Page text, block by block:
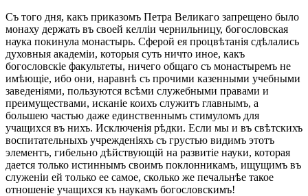
Съ того дня, какъ приказомъ Петра Великаго запрещено было
монаху держать въ своей келліи чернильницу, богословская
наука покинула монастырь. Сферой ея процвѣтанія сдѣлались
духовныя академіи, которыя суть ничто иное, какъ
богословскіе факультеты, ничего общаго съ монастыремъ не
имѣющіе, ибо они, наравнѣ съ прочими казенными учебными
заведеніями, пользуются всѣми служебными правами и
преимуществами, исканіе коихъ служитъ главнымъ, а
большею частью даже единственнымъ стимуломъ для
учащихся въ нихъ. Исключенія рѣдки. Если мы и въ свѣтскихъ
воспитательныхъ учрежденіяхъ съ грустью видимъ этотъ
элементъ, гибельно дѣйствующій на развитіе науки, которая
дается только истиннымъ своимъ поклонникамъ, ищущимъ въ
служеніи ей только ее самое, сколько же печальнѣе такое
отношеніе учащихся къ наукамъ богословскимъ!